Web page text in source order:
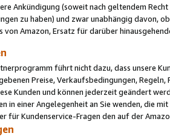
Ankündigung (soweit nach geltendem
zu haben) und zwar unabhängig davon,
von Amazon, Ersatz für darüber
führt nicht dazu, dass unsere
Preise, Verkaufsbedingungen,
Kunden und können jederzeit geändert
in einer Angelegenheit an Sie wenden, die
für Kundenservice-Fragen den auf der